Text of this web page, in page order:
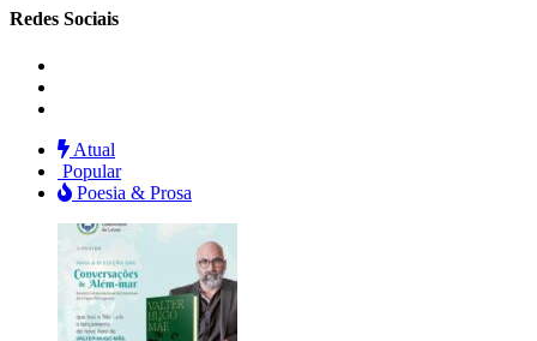
Redes Sociais
Atual
Popular
Poesia & Prosa